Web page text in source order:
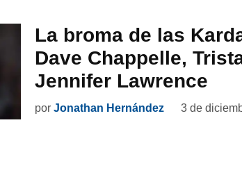
La broma de las
Dave Chappelle,
Jennifer Lawrence
por Jonathan Hernández 3 de